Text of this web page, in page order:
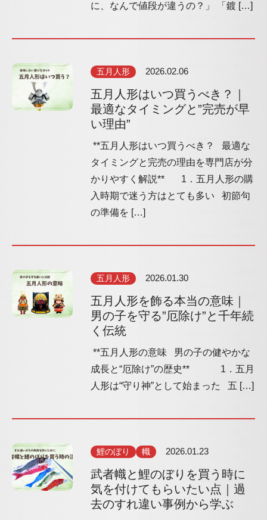
に、なんで値段が違うの？」 「鍍 […]
五月人形 2026.02.06
五月人形はいつ買うべき？｜
最適なタイミングと”完売が早
い理由”
**五月人形はいつ買うべき？ 最適な
タイミングと完売の理由を専門店が分
かりやすく解説** 1．五月人形の購
入時期で迷う方はとても多い 初節句
の準備を […]
五月人形 2026.01.30
五月人形を飾る本当の意味｜
男の子を守る”厄除け”と千年続
く伝統
**五月人形の意味 男の子の健やかな
成長と“厄除け”の歴史** 1．五月
人形は“守り神”として始まった 五 […]
鯉のぼり 幟 2026.01.23
武者幟と鯉のぼりを買う時に
気を付けてもらいたい点｜過
去のすれ違い事例から学ぶ